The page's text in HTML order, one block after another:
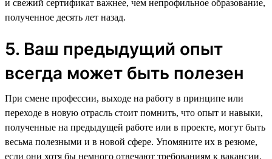
и свежий сертификат важнее, чем непрофильное образование,
полученное десять лет назад.
5. Ваш предыдущий опыт
всегда может быть полезен
При смене профессии, выходе на работу в принципе или
переходе в новую отрасль стоит помнить, что опыт и навыки,
полученные на предыдущей работе или в проекте, могут быть
весьма полезными и в новой сфере. Упомяните их в резюме,
если они хотя бы немного отвечают требованиям к вакансии.